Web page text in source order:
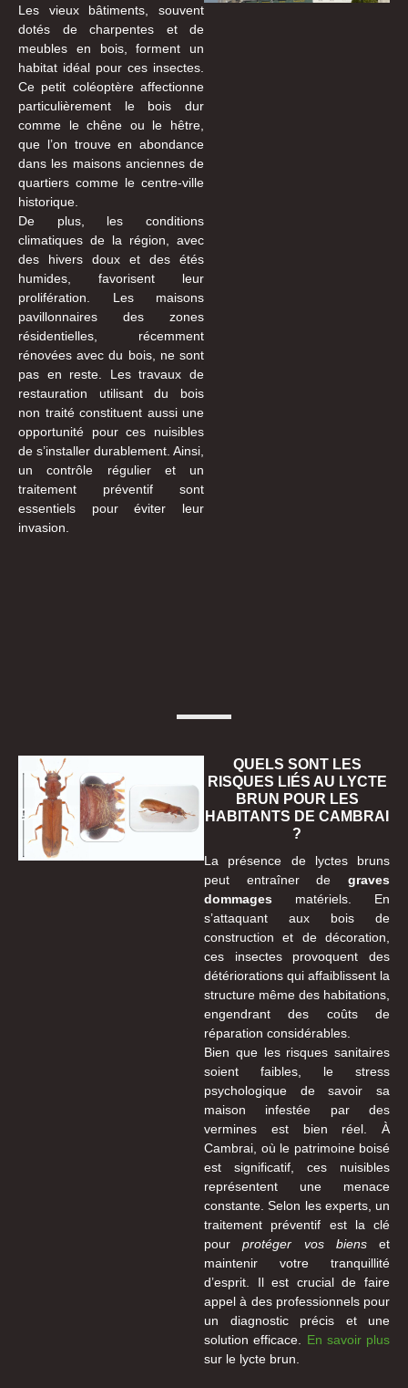
Les vieux bâtiments, souvent
dotés de charpentes et de
meubles en bois, forment un
habitat idéal pour ces insectes.
Ce petit coléoptère affectionne
particulièrement le bois dur
comme le chêne ou le hêtre,
que l’on trouve en abondance
dans les maisons anciennes de
quartiers comme le centre-ville
historique.
De plus, les conditions
climatiques de la région, avec
des hivers doux et des étés
humides, favorisent leur
prolifération. Les maisons
pavillonnaires des zones
résidentielles, récemment
rénovées avec du bois, ne sont
pas en reste. Les travaux de
restauration utilisant du bois
non traité constituent aussi une
opportunité pour ces nuisibles
de s’installer durablement. Ainsi,
un contrôle régulier et un
traitement préventif sont
essentiels pour éviter leur
invasion.
QUELS SONT LES
RISQUES LIÉS AU LYCTE
BRUN POUR LES
HABITANTS DE CAMBRAI
?
La présence de lyctes bruns
peut entraîner de graves
dommages matériels. En
s’attaquant aux bois de
construction et de décoration,
ces insectes provoquent des
détériorations qui affaiblissent la
structure même des habitations,
engendrant des coûts de
réparation considérables.
Bien que les risques sanitaires
soient faibles, le stress
psychologique de savoir sa
maison infestée par des
vermines est bien réel. À
Cambrai, où le patrimoine boisé
est significatif, ces nuisibles
représentent une menace
constante. Selon les experts, un
traitement préventif est la clé
pourprotéger vos bienset
maintenir votre tranquillité
d’esprit. Il est crucial de faire
appel à des professionnels pour
un diagnostic précis et une
solution efficace. En savoir plus
sur le lycte brun.